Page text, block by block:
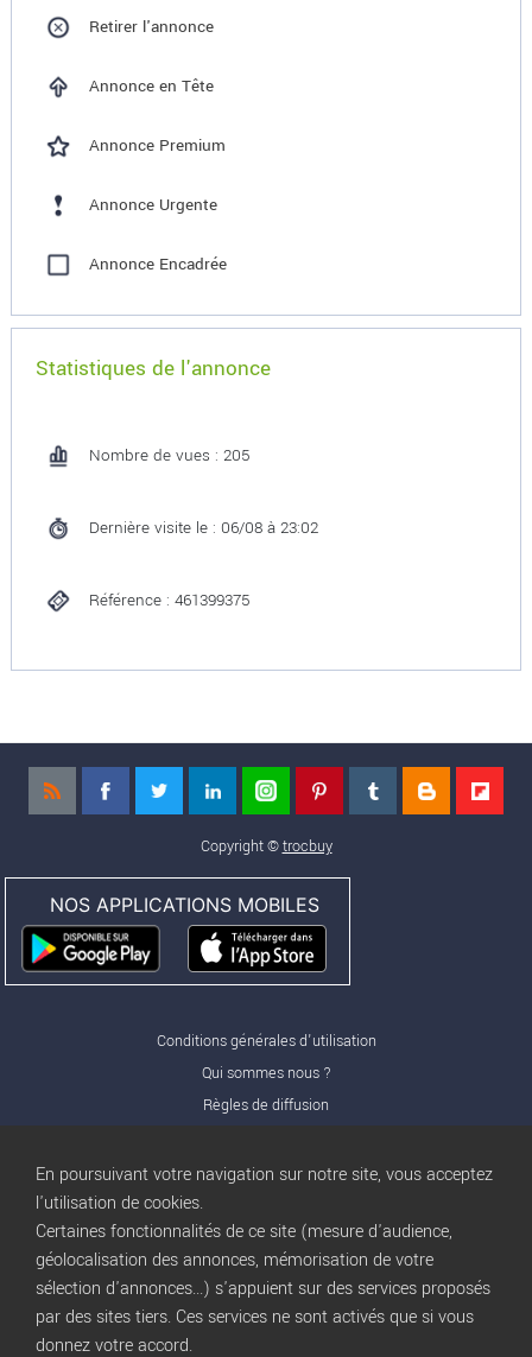
Retirer l'annonce
Annonce en Tête
Annonce Premium
Annonce Urgente
Annonce Encadrée
Statistiques de l'annonce
Nombre de vues : 205
Dernière visite le : 06/08 à 23:02
Référence : 461399375
Copyright ©trocbuy
NOS APPLICATIONS MOBILES
Conditions générales d'utilisation
Qui sommes nous ?
Règles de diffusion
Nos offres Pro
Publicité
Conditions d’Utilisation
Privacy Policy
Blogtrocbuy
En poursuivant votre navigation sur notre site, vous acceptez
l'utilisation de cookies.
Certaines fonctionnalités de ce site (mesure d'audience,
géolocalisation des annonces, mémorisation de votre
sélection d'annonces...) s'appuient sur des services proposés
par des sites tiers. Ces services ne sont activés que si vous
donnez votre accord.